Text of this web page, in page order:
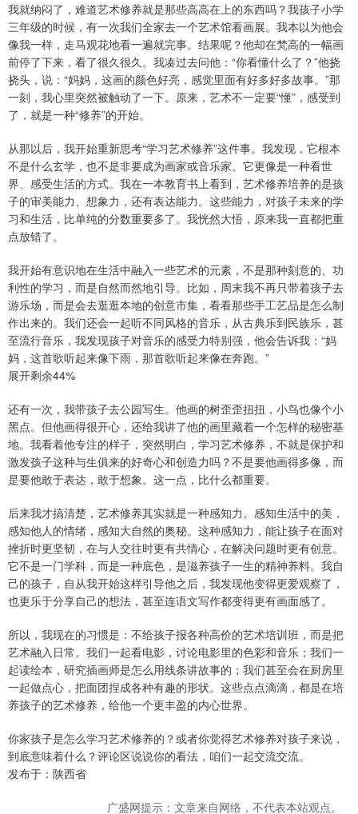
我就纳闷了，难道艺术修养就是那些高高在上的东西吗？我孩子小学
三年级的时候，有一次我们全家去一个艺术馆看画展。我本以为他会
像我一样，走马观花地看一遍就完事。结果呢？他却在梵高的一幅画
前停了下来，看了很久很久。我凑过去问他：“你看懂什么了？”他挠
挠头，说：“妈妈，这画的颜色好亮，感觉里面有好多好多故事。”那
一刻，我心里突然被触动了一下。原来，艺术不一定要“懂”，感受到
了，就是一种“修养”的开始。
从那以后，我开始重新思考“学习艺术修养”这件事。我发现，它根本
不是什么玄学，也不是非要成为画家或音乐家。它更像是一种看世
界、感受生活的方式。我在一本教育书上看到，艺术修养培养的是孩
子的审美能力、想象力，还有表达能力。这些能力，对孩子未来的学
习和生活，比单纯的分数重要多了。我恍然大悟，原来我一直都把重
点放错了。
我开始有意识地在生活中融入一些艺术的元素，不是那种刻意的、功
利性的学习，而是自然而然地引导。比如，周末我不再只带着孩子去
游乐场，而是会去逛逛本地的创意市集，看看那些手工艺品是怎么制
作出来的。我们还会一起听不同风格的音乐，从古典乐到民族乐，甚
至流行音乐，我发现孩子对音乐的感受力特别强，他会告诉我：“妈
妈，这首歌听起来像下雨，那首歌听起来像在奔跑。”
展开剩余44%
还有一次，我带孩子去公园写生。他画的树歪歪扭扭，小鸟也像个小
黑点。但他画得很开心，还给我讲了他的画里藏着一个怎样的秘密基
地。我看着他专注的样子，突然明白，学习艺术修养，不就是保护和
激发孩子这种与生俱来的好奇心和创造力吗？不是要他画得多像，而
是要他敢于表达，敢于想象。这一点，比什么都重要。
后来我才搞清楚，艺术修养其实就是一种感知力。感知生活中的美，
感知他人的情绪，感知大自然的奥秘。这种感知力，能让孩子在面对
挫折时更坚韧，在与人交往时更有共情心，在解决问题时更有创意。
它不是一门学科，而是一种底色，是滋养孩子一生的精神养料。我自
己的孩子，自从我开始这样引导他之后，我发现他变得更爱观察了，
也更乐于分享自己的想法，甚至连语文写作都变得更有画面感了。
所以，我现在的习惯是：不给孩子报各种高价的艺术培训班，而是把
艺术融入日常。我们一起看电影，讨论电影里的色彩和音乐；我们一
起读绘本，研究插画师是怎么用线条讲故事的；我们甚至会在厨房里
一起做点心，把面团捏成各种有趣的形状。这些点点滴滴，都是在培
养孩子的艺术修养，给他一个更丰盈的内心世界。
你家孩子是怎么学习艺术修养的？或者你觉得艺术修养对孩子来说，
到底意味着什么？评论区说说你的看法，咱们一起交流交流。
发布于：陕西省
广盛网提示：文章来自网络，不代表本站观点。